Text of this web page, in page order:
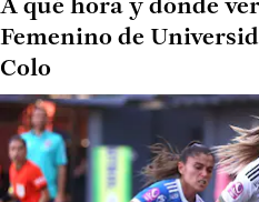
A qué hora y dónde
Femenino de
Colo